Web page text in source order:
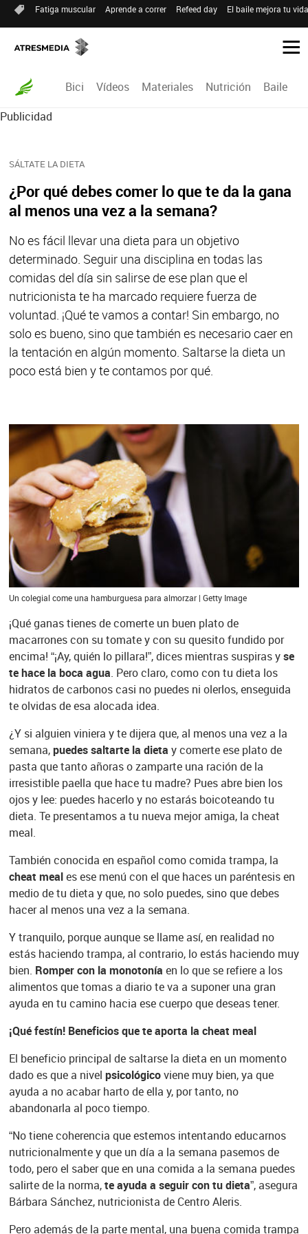
Fatiga muscular Aprende a correr Refeed day El baile mejora tu
Bici Vídeos Materiales Nutrición Baile
Publicidad
SÁLTATE LA DIETA
¿Por qué debes comer lo que te da la gana
al menos una vez a la semana?
No es fácil llevar una dieta para un objetivo
determinado. Seguir una disciplina en todas las
comidas del día sin salirse de ese plan que el
nutricionista te ha marcado requiere fuerza de
voluntad. ¡Qué te vamos a contar! Sin embargo, no
solo es bueno, sino que también es necesario caer en
la tentación en algún momento. Saltarse la dieta un
poco está bien y te contamos por qué.
Un colegial come una hamburguesa para almorzar | Getty Image
¡Qué ganas tienes de comerte un buen plato de
macarrones con su tomate y con su quesito fundido por
encima! “¡Ay, quién lo pillara!”, dices mientras suspiras yse
te hace la boca agua. Pero claro, como con tu dieta los
hidratos de carbonos casi no puedes ni olerlos, enseguida
te olvidas de esa alocada idea.
¿Y si alguien viniera y te dijera que, al menos una vez a la
semana,puedes saltarte la dieta y comerte ese plato de
pasta que tanto añoras o zamparte una ración de la
irresistible paella que hace tu madre? Pues abre bien los
ojos y lee: puedes hacerlo y no estarás boicoteando tu
dieta. Te presentamos a tu nueva mejor amiga, la cheat
meal.
También conocida en español como comida trampa, la
cheat meales ese menú con el que haces un paréntesis en
medio de tu dieta y que, no solo puedes, sino que debes
hacer al menos una vez a la semana.
Y tranquilo, porque aunque se llame así, en realidad no
estás haciendo trampa, al contrario, lo estás haciendo muy
bien. Romper con la monotonía en lo que se refiere a los
alimentos que tomas a diario te va a suponer una gran
ayuda en tu camino hacia ese cuerpo que deseas tener.
¡Qué festín! Beneficios que te aporta la cheat meal
El beneficio principal de saltarse la dieta en un momento
dado es que a nivel psicológicoviene muy bien, ya que
ayuda a no acabar harto de ella y, por tanto, no
abandonarla al poco tiempo.
“No tiene coherencia que estemos intentando educarnos
nutricionalmente y que un día a la semana pasemos de
todo, pero el saber que en una comida a la semana puedes
salirte de la norma,te ayuda a seguir con tu dieta”, asegura
Bárbara Sánchez, nutricionista de Centro Aleris.
Pero además de la parte mental, una buena comida trampa